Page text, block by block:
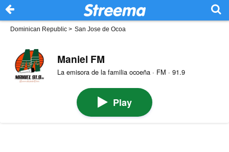
Dominican Republic > San Jose de Ocoa
Maniel FM
La emisora de la familia ocoeña · FM · 91.9
Play